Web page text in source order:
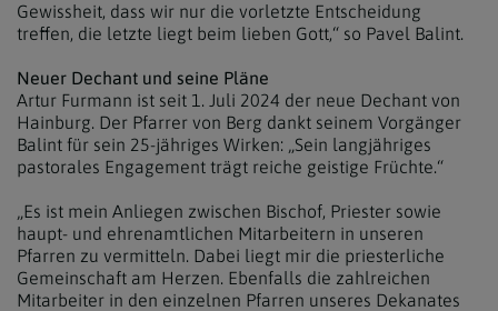
Gewissheit, dass wir nur die vorletzte Entscheidung
treffen, die letzte liegt beim lieben Gott,“ so Pavel Balint.
Neuer Dechant und seine Pläne
Artur Furmann ist seit 1. Juli 2024 der neue Dechant von
Hainburg. Der Pfarrer von Berg dankt seinem Vorgänger
Balint für sein 25-jähriges Wirken: „Sein langjähriges
pastorales Engagement trägt reiche geistige Früchte.“
„Es ist mein Anliegen zwischen Bischof, Priester sowie
haupt- und ehrenamtlichen Mitarbeitern in unseren
Pfarren zu vermitteln. Dabei liegt mir die priesterliche
Gemeinschaft am Herzen. Ebenfalls die zahlreichen
Mitarbeiter in den einzelnen Pfarren unseres Dekanates